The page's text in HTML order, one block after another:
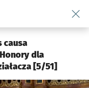
Kultura
causa
dla
[5/51]